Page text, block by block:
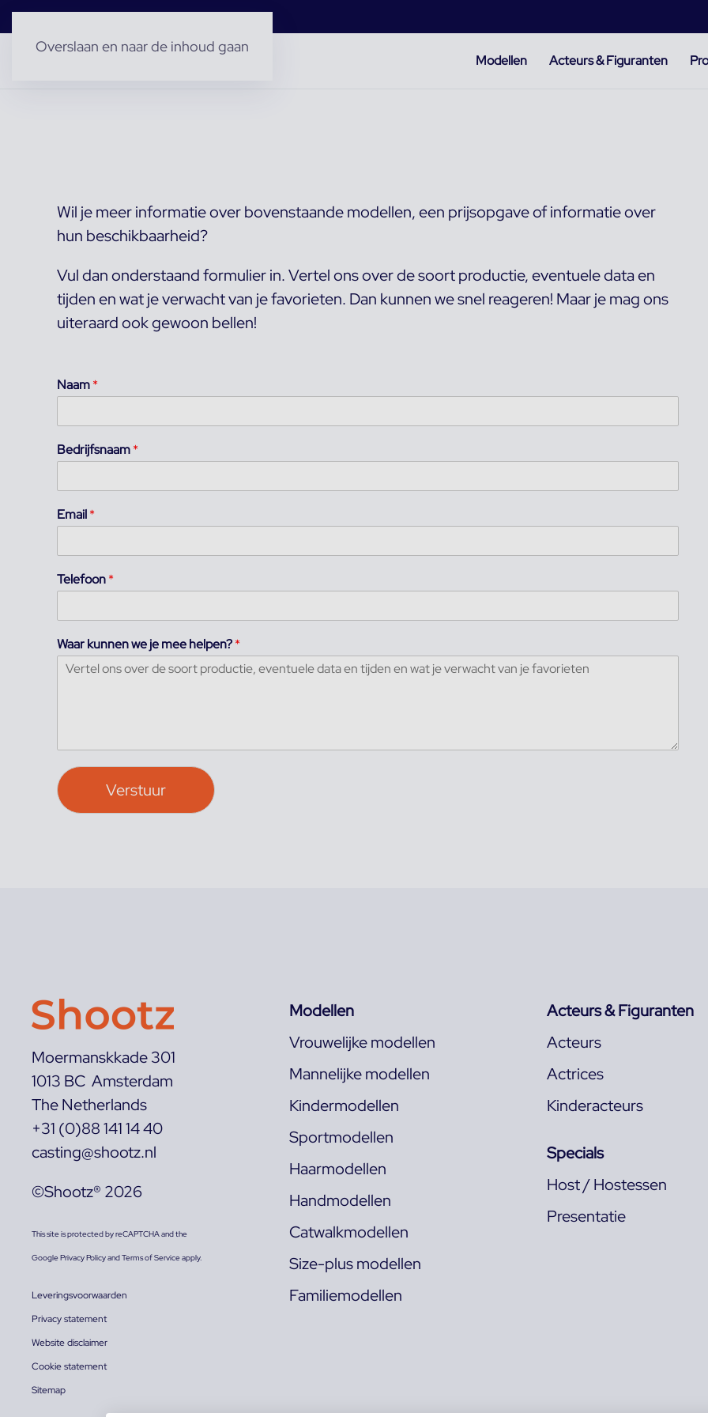
Overslaan en naar de inhoud gaan
Modellen Acteurs & Figuranten
Wil je meer informatie over bovenstaande modellen, een prijsopgave of informatie over
hun beschikbaarheid?
Vul dan onderstaand formulier in. Vertel ons over de soort productie, eventuele data en
tijden en wat je verwacht van je favorieten. Dan kunnen we snel reageren! Maar je mag ons
uiteraard ook gewoon bellen!
Naam*
Bedrijfsnaam*
Email*
Telefoon*
Waar kunnen we je mee helpen?*
Verstuur
Moermanskkade 301
1013 BC Amsterdam
The Netherlands
+31 (0)88 141 14 40
casting@shootz.nl
©Shootz® 2026
This site is protected by reCAPTCHA and the
GooglePrivacy PolicyandTerms of Serviceapply.
Leveringsvoorwaarden
Privacy statement
Website disclaimer
Cookie statement
Sitemap
Modellen
Vrouwelijke modellen
Mannelijke modellen
Kindermodellen
Sportmodellen
Haarmodellen
Handmodellen
Catwalkmodellen
Size-plus modellen
Familiemodellen
Acteurs & Figuranten
Acteurs
Actrices
Kinderacteurs
Specials
Host / Hostessen
Presentatie